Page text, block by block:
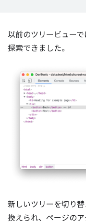
以前のツリービュー
探索できました。
新しいツリーを切り
換えられ、ページの